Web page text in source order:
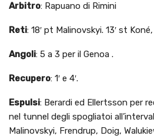
Arbitro: Rapuano di Rimini
Reti: 18′ pt Malinovskyi. 13′ st
Angoli: 5 a 3 per il Genoa .
Recupero: 1′ e 4′.
Espulsi: Berardi ed Ellertsson per
nel tunnel degli spogliatoi
Malinovskyi, Frendrup, Doig,